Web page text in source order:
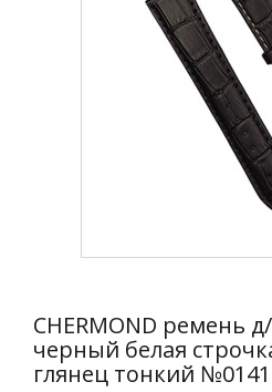
CHERMOND ремень
черный белая
глянец тонкий №0141